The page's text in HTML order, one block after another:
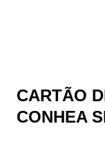
CARTÃO
CONHEA